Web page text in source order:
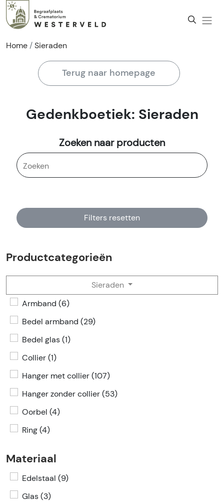
Home Sieraden
Terug naar homepage
Gedenkboetiek: Sieraden
Zoeken naar producten
Filters resetten
Productcategorieën
Sieraden
Armband (6)
Bedel armband (29)
Bedel glas (1)
Collier (1)
Hanger met collier (107)
Hanger zonder collier (53)
Oorbel (4)
Ring (4)
Materiaal
Edelstaal (9)
Glas (3)